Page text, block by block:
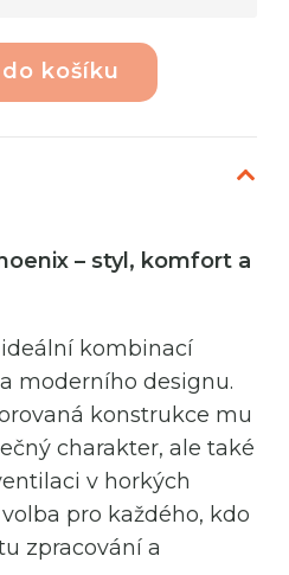
košíku
– styl, komfort a
kombinací
moderního designu.
konstrukce mu
charakter, ale také
v horkých
pro každého, kdo
zpracování a